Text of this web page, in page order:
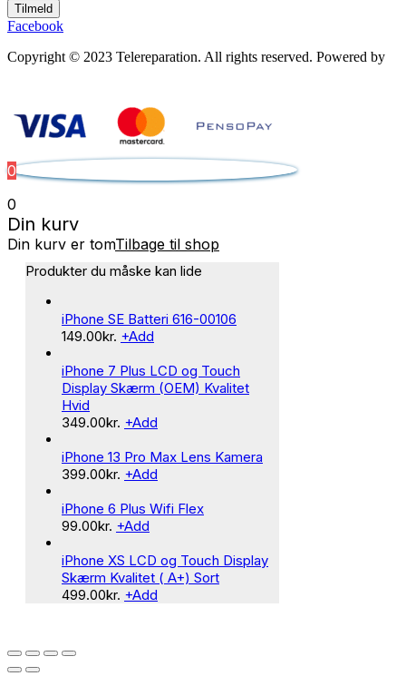
Tilmeld
Facebook
Copyright © 2023 Telereparation. All rights reserved. Powered by
0
0
Din kurv
Din kurv er tomTilbage til shop
Produkter du måske kan lide
iPhone SE Batteri 616-00106
149.00kr. +Add
iPhone 7 Plus LCD og Touch
Display Skærm (OEM) Kvalitet
Hvid
349.00kr. +Add
iPhone 13 Pro Max Lens Kamera
399.00kr. +Add
iPhone 6 Plus Wifi Flex
99.00kr. +Add
iPhone XS LCD og Touch Display
Skærm Kvalitet ( A+) Sort
499.00kr. +Add